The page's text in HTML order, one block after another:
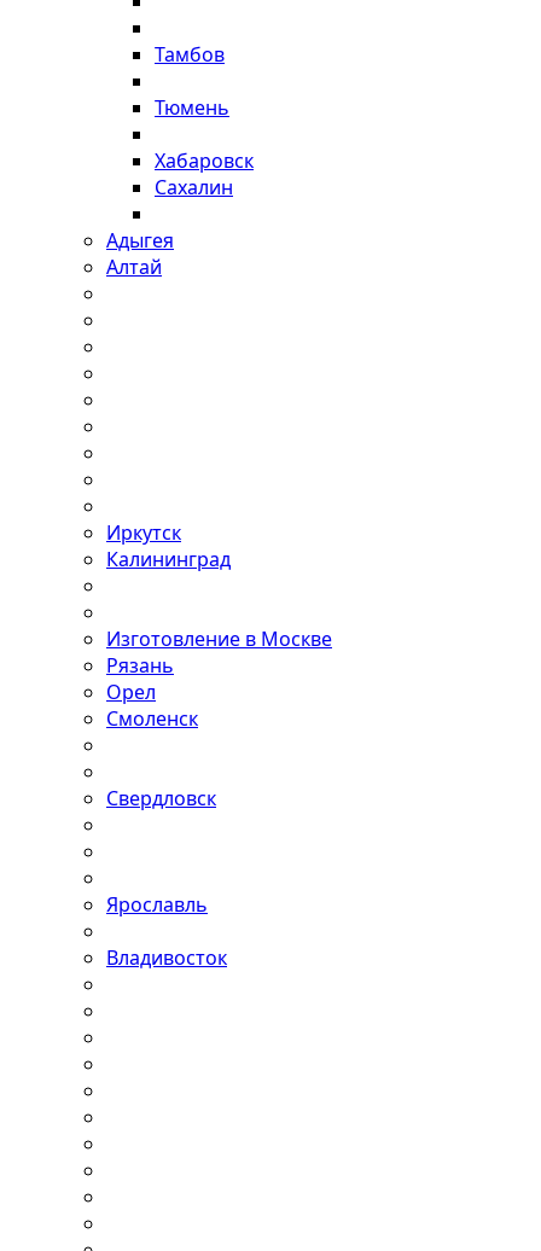
Тамбов
Тюмень
Хабаровск
Сахалин
Адыгея
Алтай
Иркутск
Калининград
Изготовление в Москве
Рязань
Орел
Смоленск
Свердловск
Ярославль
Владивосток